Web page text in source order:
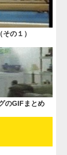
の１）
のGIFまとめ